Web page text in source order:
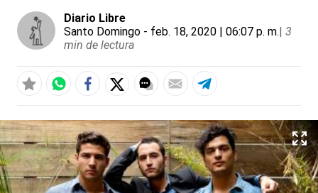
Diario Libre
Santo Domingo - feb. 18, 2020 | 06:07 p. m.| 3
min de lectura